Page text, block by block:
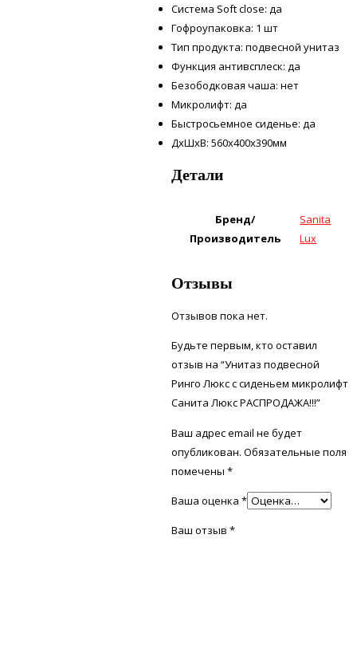
Система Soft close: да
Гофроупаковка: 1 шт
Тип продукта: подвесной унитаз
Функция антивсплеск: да
Безободковая чаша: нет
Микролифт: да
Быстросьемное сиденье: да
ДxШxВ: 560x400x390мм
Детали
Бренд/
Производитель
Sanita
Lux
Отзывы
Отзывов пока нет.
Будьте первым, кто оставил
отзыв на “Унитаз подвесной
Ринго Люкс с сиденьем микролифт
Санита Люкс РАСПРОДАЖА!!!”
Ваш адрес email не будет
опубликован. Обязательные поля
помечены*
Ваша оценка*
Ваш отзыв*